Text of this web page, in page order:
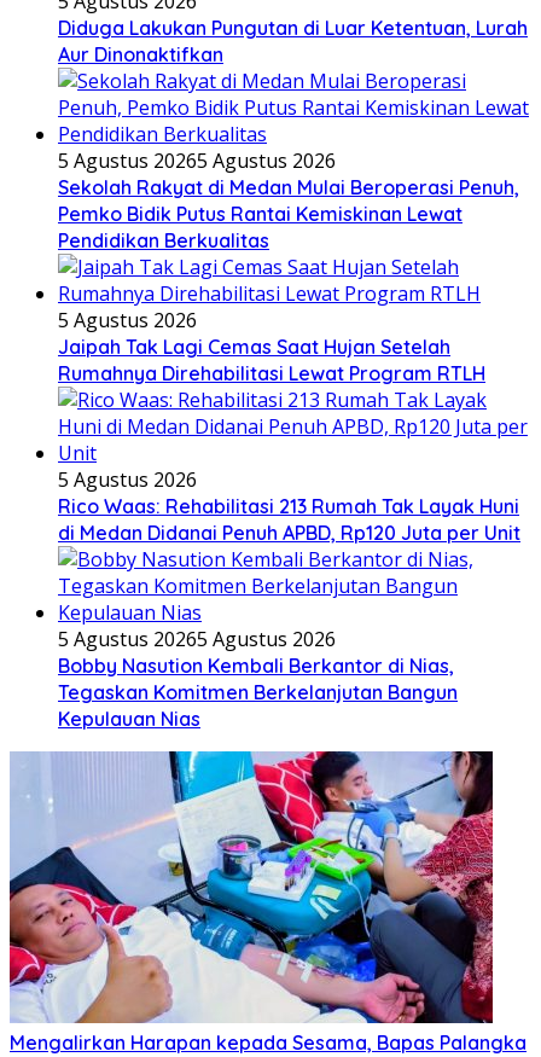
Diduga Lakukan Pungutan di Luar Ketentuan, Lurah
Aur Dinonaktifkan
5 Agustus 20265 Agustus 2026
Sekolah Rakyat di Medan Mulai Beroperasi Penuh,
Pemko Bidik Putus Rantai Kemiskinan Lewat
Pendidikan Berkualitas
5 Agustus 2026
Jaipah Tak Lagi Cemas Saat Hujan Setelah
Rumahnya Direhabilitasi Lewat Program RTLH
5 Agustus 2026
Rico Waas: Rehabilitasi 213 Rumah Tak Layak Huni
di Medan Didanai Penuh APBD, Rp120 Juta per Unit
5 Agustus 20265 Agustus 2026
Bobby Nasution Kembali Berkantor di Nias,
Tegaskan Komitmen Berkelanjutan Bangun
Kepulauan Nias
Mengalirkan Harapan kepada Sesama, Bapas Palangka